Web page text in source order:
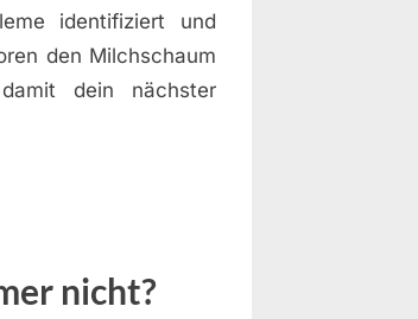
identifiziert und
den Milchschaum
dein nächster
nicht?